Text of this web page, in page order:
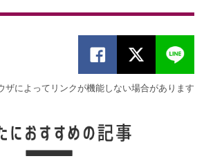
ザによってリンクが機能しない場合があります